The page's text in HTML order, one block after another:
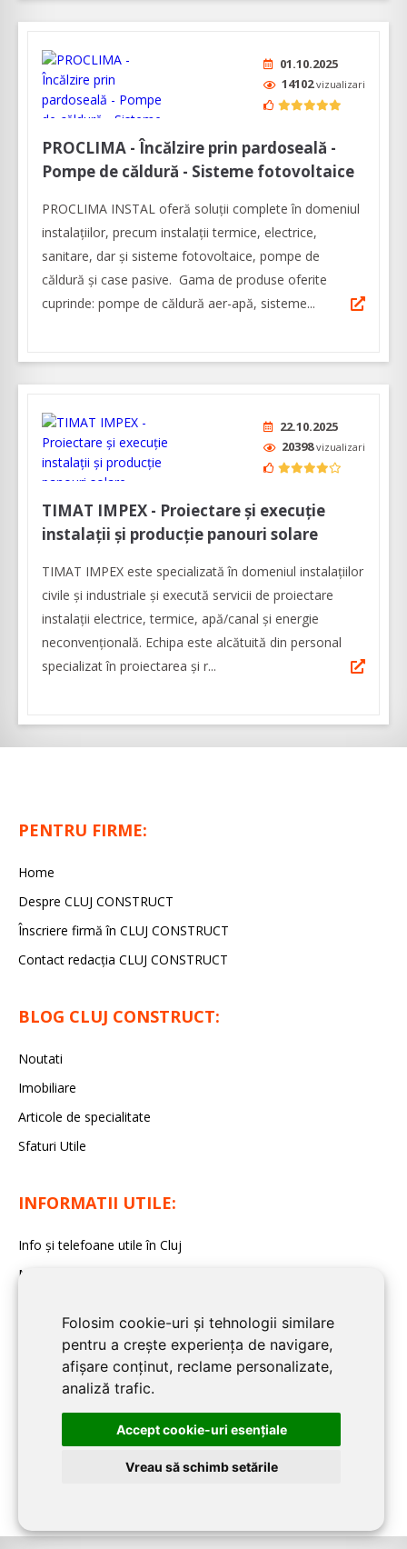
Folosim cookie-uri și tehnologii similare
pentru a crește experiența de navigare,
afișare conținut, reclame personalizate,
analiză trafic.
Accept cookie-uri esenţiale
Vreau să schimb setările
01.10.2025
14102vizualizari
PROCLIMA - Încălzire prin pardoseală -
Pompe de căldură - Sisteme fotovoltaice
PROCLIMA INSTAL oferă soluții complete în domeniul
instalațiilor, precum instalații termice, electrice,
sanitare, dar și sisteme fotovoltaice, pompe de
căldură și case pasive. Gama de produse oferite
cuprinde: pompe de căldură aer-apă, sisteme...
22.10.2025
20398vizualizari
TIMAT IMPEX - Proiectare și execuție
instalații și producție panouri solare
TIMAT IMPEX este specializată în domeniul instalaţiilor
civile şi industriale şi execută servicii de proiectare
instalații electrice, termice, apă/canal și energie
neconvențională. Echipa este alcătuită din personal
specializat în proiectarea şi r...
PENTRU FIRME:
Home
Despre CLUJ CONSTRUCT
Înscriere firmă în CLUJ CONSTRUCT
Contact redacția CLUJ CONSTRUCT
BLOG CLUJ CONSTRUCT:
Noutati
Imobiliare
Articole de specialitate
Sfaturi Utile
INFORMATII UTILE:
Info și telefoane utile în Cluj
Modele de contracte